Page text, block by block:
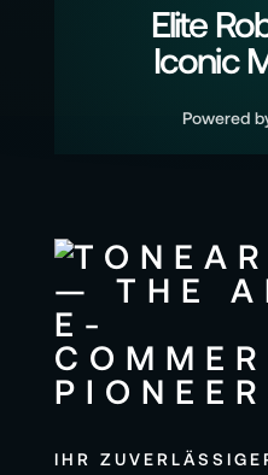
Elite
Iconic
Powered
IHR